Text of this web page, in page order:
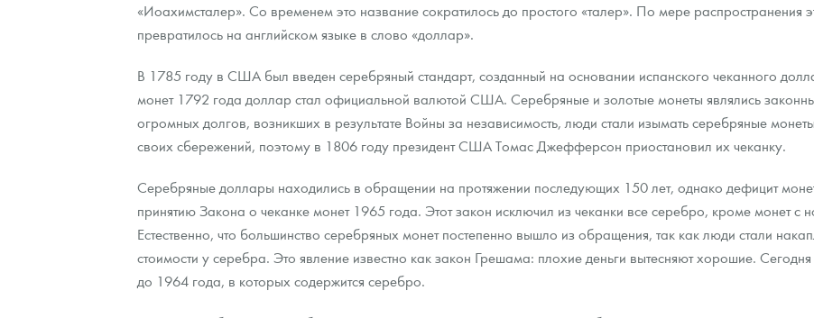
«Иоахимсталер». Со временем это название сократилось до простого «талер». По мере распространения
превратилось на английском языке в слово «доллар».
В 1785 году в США был введен серебряный стандарт, созданный на основании испанского чеканного
монет 1792 года доллар стал официальной валютой США. Серебряные и золотые монеты являлись
огромных долгов, возникших в результате Войны за независимость, люди стали изымать серебряные
своих сбережений, поэтому в 1806 году президент США Томас Джефферсон приостановил их чеканку.
Серебряные доллары находились в обращении на протяжении последующих 150 лет, однако дефицит
принятию Закона о чеканке монет 1965 года. Этот закон исключил из чеканки все серебро, кроме монет
Естественно, что большинство серебряных монет постепенно вышло из обращения, так как люди стали
стоимости у серебра. Это явление известно как закон Грешама: плохие деньги вытесняют хорошие.
до 1964 года, в которых содержится серебро.